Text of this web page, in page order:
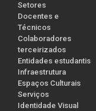
Setores
Docentes e
Técnicos
Colaboradores
terceirizados
Entidades estudantis
Infraestrutura
Espaços Culturais
Serviços
Identidade Visual